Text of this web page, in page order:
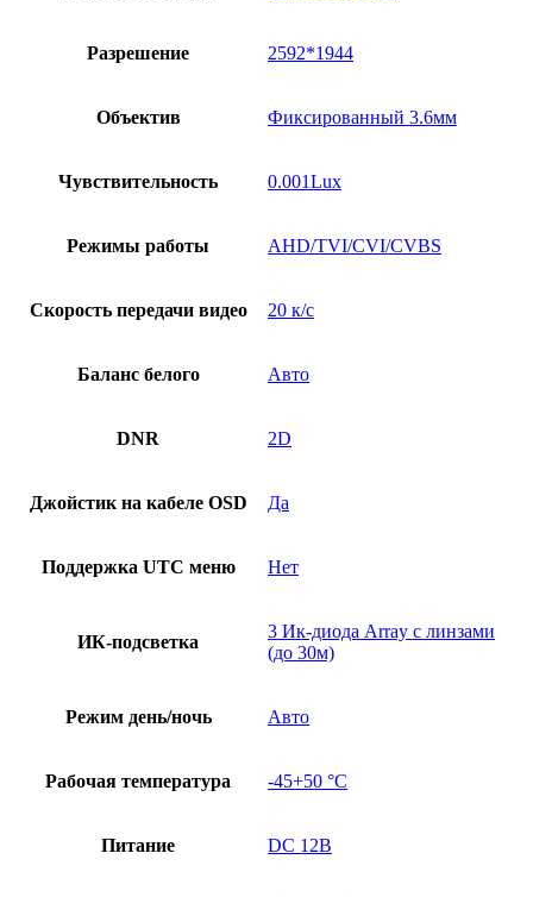
Разрешение 2592*1944
Объектив Фиксированный 3.6мм
Чувствительность 0.001Lux
Режимы работы AHD/TVI/CVI/CVBS
Скорость передачи видео 20 к/с
Баланс белого Авто
DNR 2D
Джойстик на кабеле OSD Да
Поддержка UTC меню Нет
ИК-подсветка
3 Ик-диода Array с линзами
(до 30м)
Режим день/ночь Авто
Рабочая температура -45+50 °С
Питание DC 12В